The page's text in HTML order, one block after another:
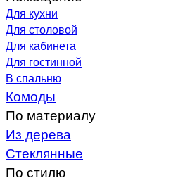
Для кухни
Для столовой
Для кабинета
Для гостинной
В спальню
Комоды
По материалу
Из дерева
Стеклянные
По стилю